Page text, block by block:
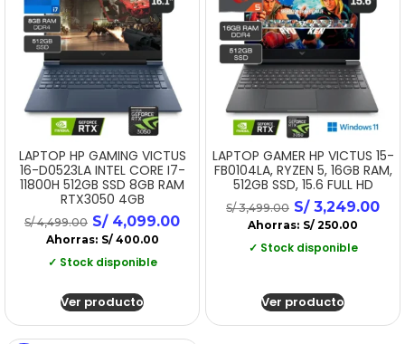
LAPTOP HP GAMING VICTUS
16-D0523LA INTEL CORE I7-
11800H 512GB SSD 8GB RAM
RTX3050 4GB
S/4,499.00 S/4,099.00
Ahorras: S/400.00
✓ Stock disponible
Ver producto
LAPTOP GAMER HP VICTUS 15-
FB0104LA, RYZEN 5, 16GB RAM,
512GB SSD, 15.6 FULL HD
S/3,499.00 S/3,249.00
Ahorras: S/ 250.00
✓ Stock disponible
Ver producto